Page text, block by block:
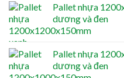
Pallet nhựa
dương và đen
Pallet nhựa
dương và đen